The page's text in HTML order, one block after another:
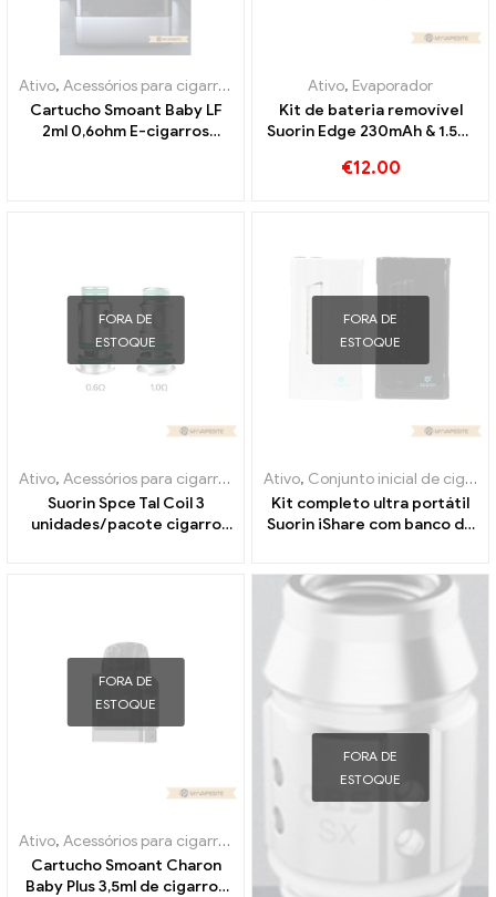
Ativo, Acessórios para cigarros eletrônicos ,Evaporador
Cartucho Smoant Baby LF
2ml 0,6ohm E-cigarros
Ativo, Evaporador
Kit de bateria removível
Suorin Edge 230mAh & 1.5ml
atacado丨Personalizado
€12.00
FORA DE
ESTOQUE
Ativo, Acessórios para cigarros eletrônicos ,Evaporador
Suorin Spce Tal Coil 3
unidades/pacote cigarro
FORA DE
ESTOQUE
Ativo, Conjunto inicial de cigarro eletrônico
Kit completo ultra portátil
Suorin iShare com banco de
Personalizado
FORA DE
ESTOQUE
Ativo, Acessórios para cigarros eletrônicos
Evaporador
Cartucho Smoant Charon
Baby Plus 3,5ml de cigarros
FORA DE
ESTOQUE